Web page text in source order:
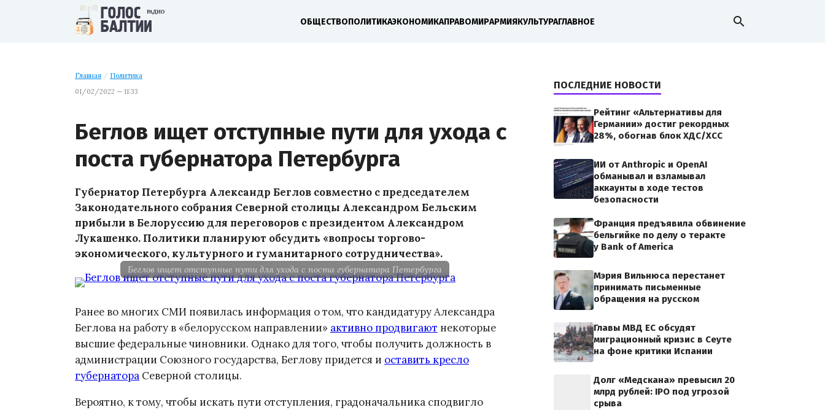
ОБЩЕСТВОПОЛИТИКАЭКОНОМИКАПРАВОМИРАРМИЯКУЛЬТУРАГЛАВНОЕ search
Главная / Политика
01/02/2022 — 11:33
Беглов ищет отступные пути для ухода с
поста губернатора Петербурга
Губернатор Петербурга Александр Беглов совместно с председателем
Законодательного собрания Северной столицы Александром Бельским
прибыли в Белоруссию для переговоров с президентом Александром
Лукашенко. Политики планируют обсудить «вопросы торгово-
экономического, культурного и гуманитарного сотрудничества».
Беглов ищет отступные пути для ухода с поста губернатора Петербурга
Ранее во многих СМИ появилась информация о том, что кандидатуру Александра
Беглова на работу в «белорусском направлении» активно продвигают некоторые
высшие федеральные чиновники. Однако для того, чтобы получить должность в
администрации Союзного государства, Беглову придется и оставить кресло
губернатора Северной столицы.
Вероятно, к тому, чтобы искать пути отступления, градоначальника сподвигло
ПОСЛЕДНИЕ НОВОСТИ
Рейтинг «Альтернативы для
Германии» достиг рекордных
28%, обогнав блок ХДС/ХСС
ИИ от Anthropic и OpenAI
обманывал и взламывал
аккаунты в ходе тестов
безопасности
Франция предъявила обвинение
бельгийке по делу о теракте
у Bank of America
Мэрия Вильнюса перестанет
принимать письменные
обращения на русском
Главы МВД ЕС обсудят
миграционный кризис в Сеуте
на фоне критики Испании
Долг «Медскана» превысил 20
млрд рублей: IPO под угрозой
срыва